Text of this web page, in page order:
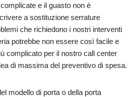
e il guasto non è
a sostituzione serrature
che richiedono i nostri interventi
potrebbe non essere così facile e
complicato per il nostro call center
di massima del preventivo di spesa.
modello di porta o della porta